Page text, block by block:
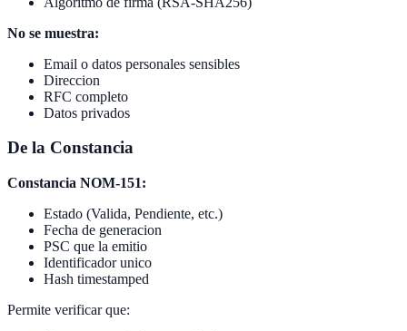
No se muestra:
Email o datos personales sensibles
Direccion
RFC completo
Datos privados
De la Constancia
Constancia NOM-151:
Estado (Valida, Pendiente, etc.)
Fecha de generacion
PSC que la emitio
Identificador unico
Hash timestamped
Permite verificar que: